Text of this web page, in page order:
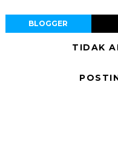
BLOGGER
TIDAK